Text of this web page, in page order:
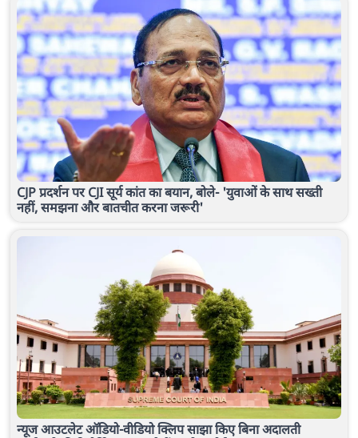
CJP प्रदर्शन पर CJI सूर्य कांत का बयान, बोले- 'युवाओं के साथ सख्ती
नहीं, समझना और बातचीत करना जरूरी'
न्यूज आउटलेट ऑडियो-वीडियो क्लिप साझा किए बिना अदालती